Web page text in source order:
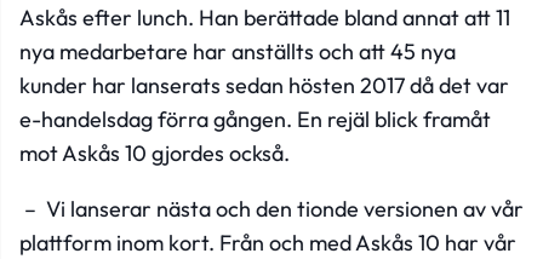
Askås efter lunch. Han berättade bland annat att 11
nya medarbetare har anställts och att 45 nya
kunder har lanserats sedan hösten 2017 då det var
e-handelsdag förra gången. En rejäl blick framåt
mot Askås 10 gjordes också.
– Vi lanserar nästa och den tionde versionen av vår
plattform inom kort. Från och med Askås 10 har vår